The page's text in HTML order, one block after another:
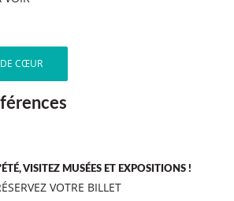
CŒUR
VISITEZ MUSÉES ET EXPOSITIONS !
VOTRE BILLET